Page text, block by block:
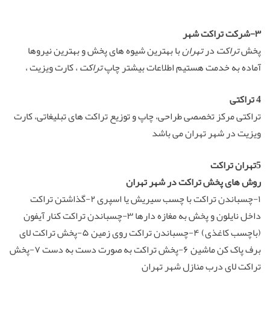
۳-شرکت تراکت شهر
پخشتراکتدرتهرانبا بهترین شیوه های پخش و بهترین نیروها
آماده به خدمت هستیم اطلاعات بیشتر چاپتراکت، کارت ویزیت ،
4تراکتی
تراکتی مرکز تخصصی طراحی، چاپ و توزیع تراکت های تبلیغاتی، کارت
ویزیت در شهر تهران می باشد
5تهران تراکت
روش های پخش تراکت در شهر تهران
۱-چسباندن تراکت با چسب سیریش یا اسپری ۲-گذاشتن تراکت
داخل نایلون و پخش به مغازه دارها ۳-چسباندن تراکت کنار آیفون
(باچسب کاغذی) ۴-چسباندن تراکت روی زمین ۵-پخش تراکت لای
برف پاک کن ماشین ۶-پخش تراکت به صورت دست به دست ۷-پخش
تراکت لای درب منازل شهر تهران